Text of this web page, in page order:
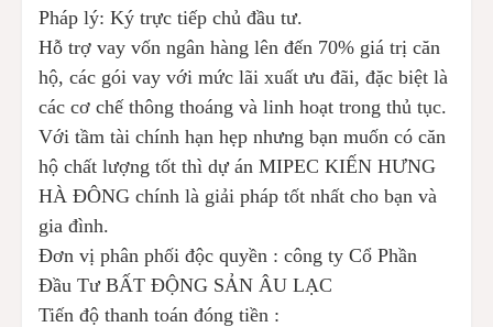
Pháp lý: Ký trực tiếp chủ đầu tư.
Hỗ trợ vay vốn ngân hàng lên đến 70% giá trị căn
hộ, các gói vay với mức lãi xuất ưu đãi, đặc biệt là
các cơ chế thông thoáng và linh hoạt trong thủ tục.
Với tầm tài chính hạn hẹp nhưng bạn muốn có căn
hộ chất lượng tốt thì dự án MIPEC KIẾN HƯNG
HÀ ĐÔNG chính là giải pháp tốt nhất cho bạn và
gia đình.
Đơn vị phân phối độc quyền : công ty Cổ Phần
Đầu Tư BẤT ĐỘNG SẢN ÂU LẠC
Tiến độ thanh toán đóng tiền :